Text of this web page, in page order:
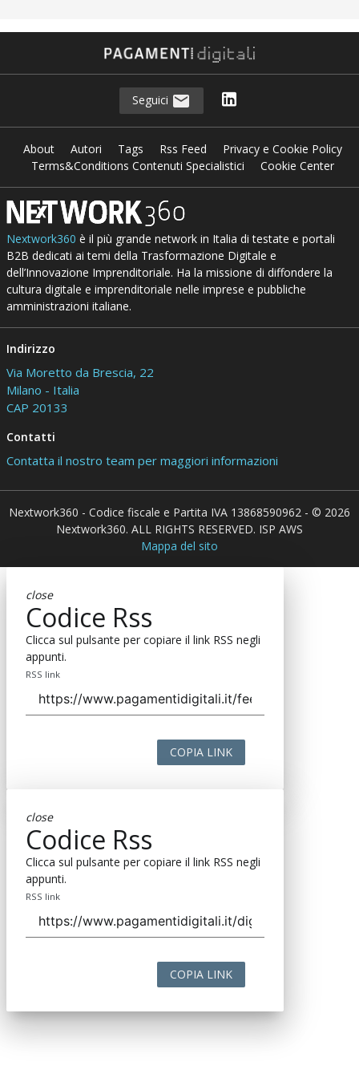
Seguici
About Autori Tags Rss Feed
Privacy e Cookie Policy
Terms&Conditions Contenuti Specialistici
Cookie Center
Nextwork360 è il più grande network in Italia di testate e portali
B2B dedicati ai temi della Trasformazione Digitale e
dell’Innovazione Imprenditoriale. Ha la missione di diffondere la
cultura digitale e imprenditoriale nelle imprese e pubbliche
amministrazioni italiane.
Indirizzo
Via Moretto da Brescia, 22
Milano - Italia
CAP 20133
Contatti
Contatta il nostro team per maggiori informazioni
Nextwork360 - Codice fiscale e Partita IVA 13868590962 - © 2026
Nextwork360. ALL RIGHTS RESERVED. ISP AWS
Mappa del sito
close
Codice Rss
Clicca sul pulsante per copiare il link RSS negli
appunti.
RSS link
COPIA LINK
close
Codice Rss
Clicca sul pulsante per copiare il link RSS negli
appunti.
RSS link
COPIA LINK